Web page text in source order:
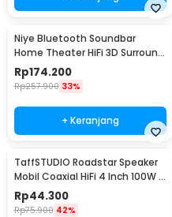
Niye Bluetooth Soundbar
Home Theater HiFi 3D Surround
- V8
Rp174.200
Rp257.900 33%
+ Keranjang
TaffSTUDIO Roadstar Speaker
Mobil Coaxial HiFi 4 Inch 100W 1
PCS - VO-402
Rp44.300
Rp75.900 42%